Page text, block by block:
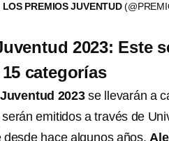
LOS PREMIOS JUVENTUD
2023: Este
categorías
2023se llevarán a
emitidos a través de
desde hace algunos años,